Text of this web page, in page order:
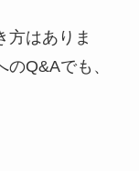
方はありま
Q&Aでも、